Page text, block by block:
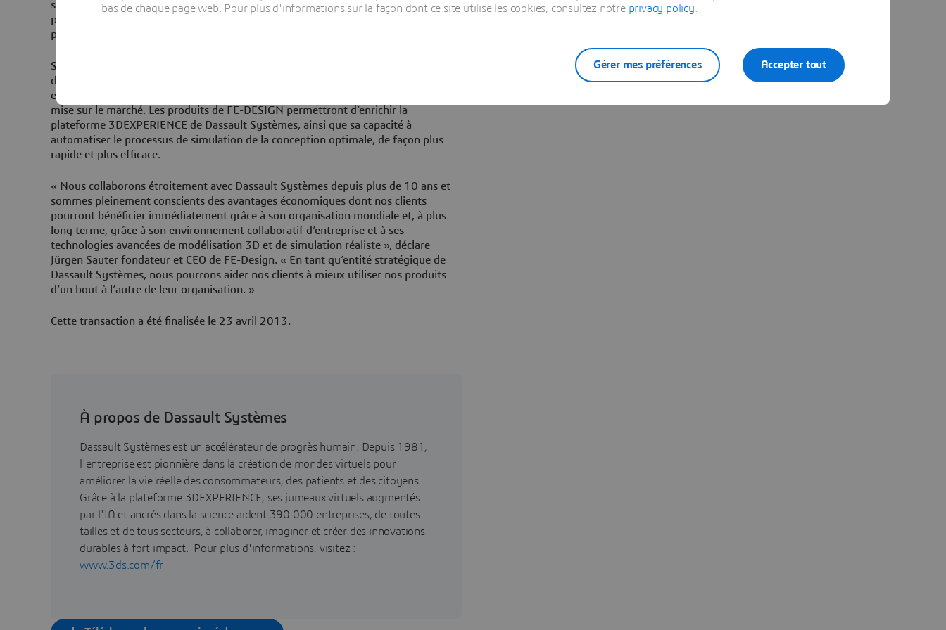
sont des questions que les industriels doivent se poser pour harmoniser leurs
produits avec la nature et la vie. Et ce sont des questions auxquelles notre
plateforme 3DEXPERIENCE apporte une réponse. »
Sur un marché en forte croissance, les techniques d’exploration et d’optimisation
de la conception deviennent cruciales pour parvenir à un équilibre entre les
exigences de performance d’un produit, l’efficacité des ressources et les délais de
mise sur le marché. Les produits de FE-DESIGN permettront d’enrichir la
plateforme 3DEXPERIENCE de Dassault Systèmes, ainsi que sa capacité à
automatiser le processus de simulation de la conception optimale, de façon plus
rapide et plus efficace.
« Nous collaborons étroitement avec Dassault Systèmes depuis plus de 10 ans et
sommes pleinement conscients des avantages économiques dont nos clients
pourront bénéficier immédiatement grâce à son organisation mondiale et, à plus
long terme, grâce à son environnement collaboratif d’entreprise et à ses
technologies avancées de modélisation 3D et de simulation réaliste », déclare
Jürgen Sauter fondateur et CEO de FE-Design. « En tant qu’entité stratégique de
Dassault Systèmes, nous pourrons aider nos clients à mieux utiliser nos produits
d’un bout à l’autre de leur organisation. »
Cette transaction a été finalisée le 23 avril 2013.
À propos de Dassault Systèmes
Dassault Systèmes est un accélérateur de progrès humain. Depuis 1981,
l'entreprise est pionnière dans la création de mondes virtuels pour
améliorer la vie réelle des consommateurs, des patients et des citoyens.
Grâce à la plateforme 3DEXPERIENCE, ses jumeaux virtuels augmentés
par l'IA et ancrés dans la science aident 390 000 entreprises, de toutes
tailles et de tous secteurs, à collaborer, imaginer et créer des innovations
durables à fort impact. Pour plus d'informations, visitez :
www.3ds.com/fr
bas de chaque page web. Pour plus d'informations sur la façon dont ce site utilise les cookies, consultez notre privacy policy
Accepter tout
Gérer mes préférences